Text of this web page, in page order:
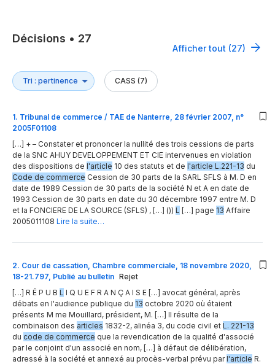
Décisions • 27
Afficher tout (27)
CASS (7)
1. Tribunal de commerce / TAE de Nanterre, 28 février 2007, n°
2005F01108
[…] + – Constater et prononcer la nullité des trois cessions de parts
de la SNC AHUY DEVELOPPEMENT ET CIE intervenues en violation
des dispositions de l'article 10 des statuts et de l'article L.221-13 du
Code de commerce Cession de 30 parts de la SARL SFLS à M. D en
date de 1989 Cession de 30 parts de la société N et A en date de
1993 Cession de 30 parts en date du 30 décembre 1997 entre M. D
et la FONCIERE DE LA SOURCE (SFLS) , […] ()) L […] page 13 Affaire
2005011108 Lire la suite…
2. Cour de cassation, Chambre commerciale, 18 novembre 2020,
18-21.797, Publié au bulletin Rejet
[…] R É P U B L I Q U E F R A N Ç A I S E […] avocat général, après
débats en l'audience publique du 13 octobre 2020 où étaient
présents M me Mouillard, président, M. […] Il résulte de la
combinaison des articles 1832-2, alinéa 3, du code civil et L. 221-13
du code de commerce que la revendication de la qualité d'associé
par le conjoint d'un associé en nom, […] à défaut de délibération,
adressé à la société et annexé au procès-verbal prévu parl'article R.